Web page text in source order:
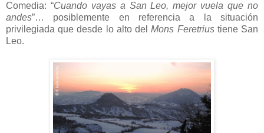
Comedia: “Cuando vayas a San Leo, mejor vuela que no
andes”… posiblemente en referencia a la situación
privilegiada que desde lo alto delMons Feretriustiene San
Leo.